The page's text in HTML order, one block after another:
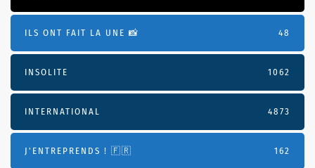
ILS ONT FAIT LA UNE 📸 48
INSOLITE 1062
INTERNATIONAL 4873
J'ENTREPRENDS ! 🇫🇷 162